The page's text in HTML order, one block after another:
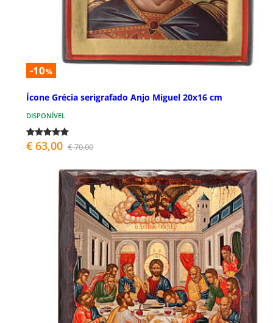
-10%
Ícone Grécia serigrafado Anjo Miguel 20x16 cm
DISPONÍVEL
€ 63,00 € 70,00